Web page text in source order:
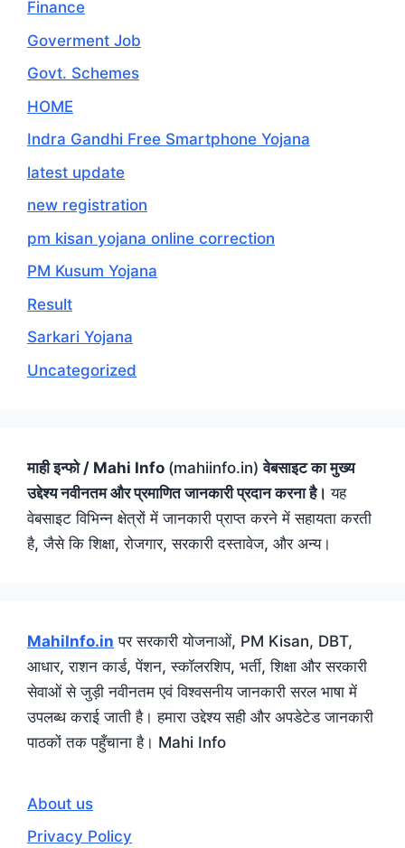
Finance
Goverment Job
Govt. Schemes
HOME
Indra Gandhi Free Smartphone Yojana
latest update
new registration
pm kisan yojana online correction
PM Kusum Yojana
Result
Sarkari Yojana
Uncategorized
माही इन्फो / Mahi Info (mahiinfo.in)वेबसाइट का मुख्य
उद्देश्य नवीनतम और प्रमाणित जानकारी प्रदान करना है। यह
वेबसाइट विभिन्न क्षेत्रों में जानकारी प्राप्त करने में सहायता करती
है, जैसे कि शिक्षा, रोजगार, सरकारी दस्तावेज, और अन्य।
MahiInfo.in पर सरकारी योजनाओं, PM Kisan, DBT,
आधार, राशन कार्ड, पेंशन, स्कॉलरशिप, भर्ती, शिक्षा और सरकारी
सेवाओं से जुड़ी नवीनतम एवं विश्वसनीय जानकारी सरल भाषा में
उपलब्ध कराई जाती है। हमारा उद्देश्य सही और अपडेटेड जानकारी
पाठकों तक पहुँचाना है। Mahi Info
About us
Privacy Policy